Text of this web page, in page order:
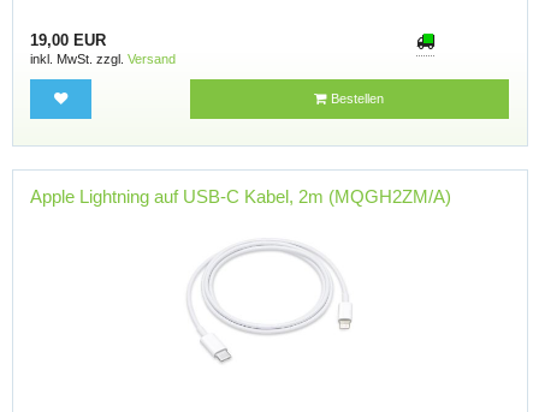
19,00 EUR
inkl. MwSt. zzgl. Versand
Bestellen
Apple Lightning auf USB-C Kabel, 2m (MQGH2ZM/A)